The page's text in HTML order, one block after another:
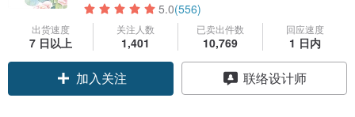
5.0(556)
出货速度
7 日以上
关注人数
1,401
已卖出件数
10,769
回应速度
1 日内
加入关注 联络设计师